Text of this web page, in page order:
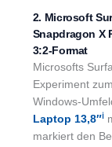
2. Microsoft
Snapdragon X
3:2-Format
Microsofts
Experiment
Windows-
Laptop 13,8″ℹ︎
markiert den